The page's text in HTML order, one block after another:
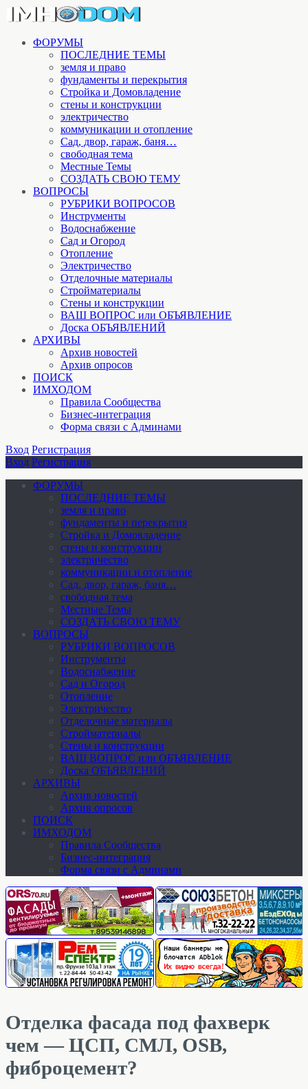
ФОРУМЫ
ПОСЛЕДНИЕ ТЕМЫ
земля и право
фундаменты и перекрытия
Стройка и Домовладение
стены и конструкции
электричество
коммуникации и отопление
Cад, двор, гараж, баня…
свободная тема
Местные Темы
СОЗДАТЬ СВОЮ ТЕМУ
ВОПРОСЫ
РУБРИКИ ВОПРОСОВ
Инструменты
Водоснабжение
Сад и Огород
Отопление
Электричество
Отделочные материалы
Стройматериалы
Стены и конструкции
ВАШ ВОПРОС или ОБЪЯВЛЕНИЕ
Доска ОБЪЯВЛЕНИЙ
АРХИВЫ
Архив новостей
Архив опросов
ПОИСК
ИМХОДОМ
Правила Сообщества
Бизнес-интеграция
Форма связи с Админами
Вход Регистрация
Вход Регистрация
ФОРУМЫ
ПОСЛЕДНИЕ ТЕМЫ
земля и право
фундаменты и перекрытия
Стройка и Домовладение
стены и конструкции
электричество
коммуникации и отопление
Cад, двор, гараж, баня…
свободная тема
Местные Темы
СОЗДАТЬ СВОЮ ТЕМУ
ВОПРОСЫ
РУБРИКИ ВОПРОСОВ
Инструменты
Водоснабжение
Сад и Огород
Отопление
Электричество
Отделочные материалы
Стройматериалы
Стены и конструкции
ВАШ ВОПРОС или ОБЪЯВЛЕНИЕ
Доска ОБЪЯВЛЕНИЙ
АРХИВЫ
Архив новостей
Архив опросов
ПОИСК
ИМХОДОМ
Правила Сообщества
Бизнес-интеграция
Форма связи с Админами
Отделка фасада под фахверк
чем — ЦСП, СМЛ, OSB,
фиброцемент?